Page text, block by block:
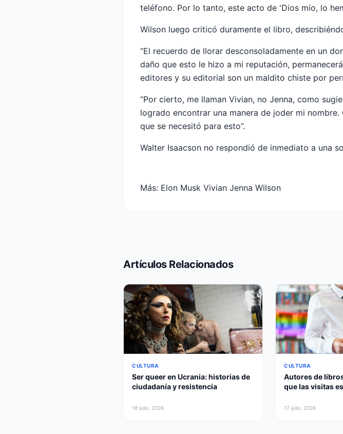
teléfono. Por lo tanto, este acto de 'Dios mío, lo
Wilson luego criticó duramente el libro,
“El recuerdo de llorar desconsoladamente en un
daño que esto le hizo a mi reputación,
editores y su editorial son un maldito chiste por
“Por cierto, me llaman Vivian, no Jenna, como
logrado encontrar una manera de joder mi
que se necesitó para esto”.
Walter Isaacson no respondió de inmediato a una
Más: Elon Musk Vivian Jenna Wilson
Artículos Relacionados
CULTURA
Ser queer en Ucrania: historias de
ciudadanía y resistencia
18 julio, 2026
CULTURA
Autores de
que las visitas
padres
17 julio, 2026